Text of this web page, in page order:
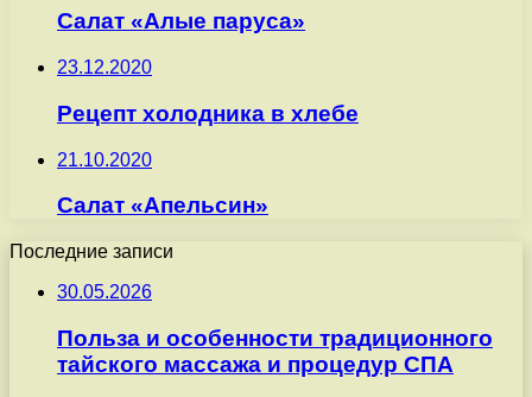
Салат «Алые паруса»
23.12.2020
Рецепт холодника в хлебе
21.10.2020
Салат «Апельсин»
Последние записи
30.05.2026
Польза и особенности традиционного
тайского массажа и процедур СПА